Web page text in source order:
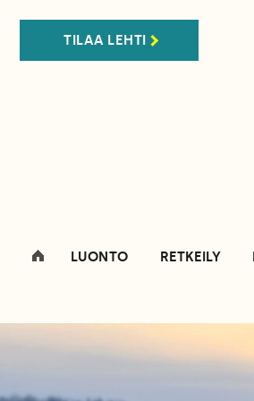
TILAA LEHTI
LUONTO RETKEILY